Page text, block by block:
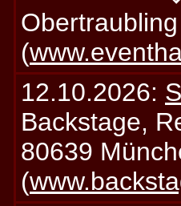
(
12.10.2026:
Backstage,
80639
(